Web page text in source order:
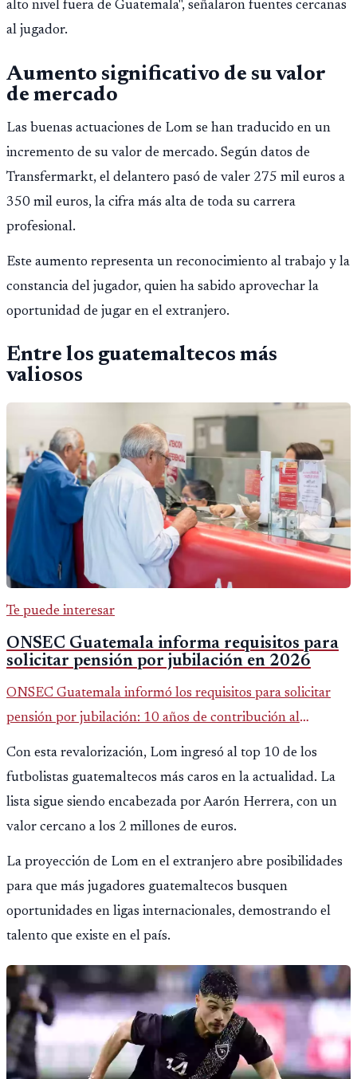
Público.
alto nivel fuera de Guatemala", señalaron fuentes cercanas
al jugador.
Aumento significativo de su valor
de mercado
Las buenas actuaciones de Lom se han traducido en un
incremento de su valor de mercado. Según datos de
Transfermarkt, el delantero pasó de valer 275 mil euros a
350 mil euros, la cifra más alta de toda su carrera
profesional.
Este aumento representa un reconocimiento al trabajo y la
constancia del jugador, quien ha sabido aprovechar la
oportunidad de jugar en el extranjero.
Entre los guatemaltecos más
valiosos
Te puede interesar
ONSEC Guatemala informa requisitos para
solicitar pensión por jubilación en 2026
ONSEC Guatemala informó los requisitos para solicitar
pensión por jubilación: 10 años de contribución al
Con esta revalorización, Lom ingresó al top 10 de los
futbolistas guatemaltecos más caros en la actualidad. La
lista sigue siendo encabezada por Aarón Herrera, con un
valor cercano a los 2 millones de euros.
La proyección de Lom en el extranjero abre posibilidades
para que más jugadores guatemaltecos busquen
oportunidades en ligas internacionales, demostrando el
talento que existe en el país.